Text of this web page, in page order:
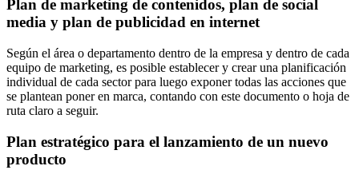
Plan de marketing de contenidos, plan de social
media y plan de publicidad en internet
Según el área o departamento dentro de la empresa y dentro de cada
equipo de marketing, es posible establecer y crear una planificación
individual de cada sector para luego exponer todas las acciones que
se plantean poner en marca, contando con este documento o hoja de
ruta claro a seguir.
Plan estratégico para el lanzamiento de un nuevo
producto